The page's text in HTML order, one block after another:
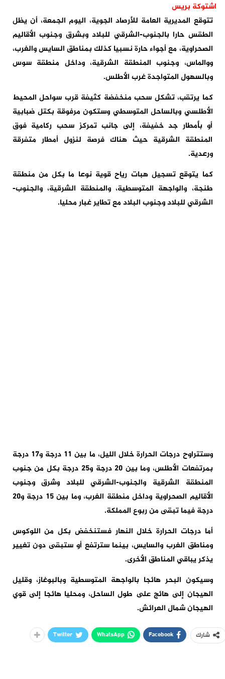
اشتوكة بريس
تتوقع المديرية العامة للأرصاد الجوية، اليوم الجمعة، أن يظل
الطقس حارا بالجنوب-الشرقي للبلاد وبشرق وجنوب الأقاليم
الصحراوية، مع أجواء حارة نسبيا كذلك بمناطق السايس والغرب،
ووالماس، وجنوب المنطقة الشرقية، وداخل منطقة سوس
وبالسهول المتواجدة غرب الأطلس.
كما يرتقب، تشكل سحب منخفضة كثيفة قرب سواحل المحيط
الأطلسي وبالساحل المتوسطي وستكون مرفوقة بكتل ضبابية
أو بأمطار جد خفيفة، إلى جانب تمركز سحب ركامية فوق
المنطقة الشرقية حيث هناك فرصة لنزول أمطار متفرقة
ورعدية.
كما يتوقع تسجيل هبات رياح قوية نوعا ما بكل من منطقة
طنجة، والواجهة المتوسطية، والمنطقة الشرقية، والجنوب-
الشرقي للبلاد وجنوب البلاد مع تطاير غبار محليا.
وستتراوح درجات الحرارة خلال الليل، ما بين 11 درجة و17 درجة
بمرتفعات الأطلس، وما بين 20 درجة و25 درجة بكل من جنوب
المنطقة الشرقية والجنوب-الشرقي للبلاد وشرق وجنوب
الأقاليم الصحراوية وداخل منطقة الغرب، وما بين 15 درجة و20
درجة فيما تبقى من ربوع المملكة.
أما درجات الحرارة خلال النهار فستنخفض بكل من اللوكوس
ومناطق الغرب والسايس، بينما سترتفع أو ستبقى دون تغيير
يذكر يباقي المناطق الأخرى.
وسيكون البحر هائجا بالواجهة المتوسطية وبالبوغاز، وقليل
الهيجان إلى هائج على طول الساحل، ومحليا هائجا إلى قوي
الهيجان شمال العرائش.
شارك Facebook
WhatsApp
Twitter